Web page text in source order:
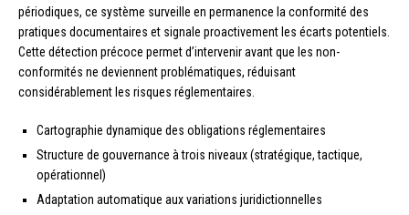
périodiques, ce système surveille en permanence la conformité des
pratiques documentaires et signale proactivement les écarts potentiels.
Cette détection précoce permet d’intervenir avant que les non-
conformités ne deviennent problématiques, réduisant
considérablement les risques réglementaires.
Cartographie dynamique des obligations réglementaires
Structure de gouvernance à trois niveaux (stratégique, tactique,
opérationnel)
Adaptation automatique aux variations juridictionnelles